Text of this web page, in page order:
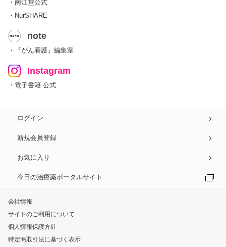
・南江堂公式
・NurSHARE
note
・『がん看護』編集室
Instagram
・電子書籍 公式
ログイン
新規会員登録
お気に入り
今日の治療薬ポータルサイト
会社情報
サイトのご利用について
個人情報保護方針
特定商取引法に基づく表示